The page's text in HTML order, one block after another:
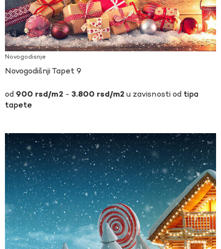
Novogodisnje
Novogodišnji Tapet 9
900 rsd - 3.800 rsd u zavisnosti od tipa
tapete